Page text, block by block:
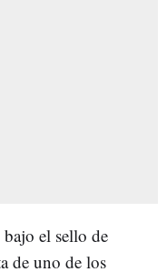
el sello de
de uno de los